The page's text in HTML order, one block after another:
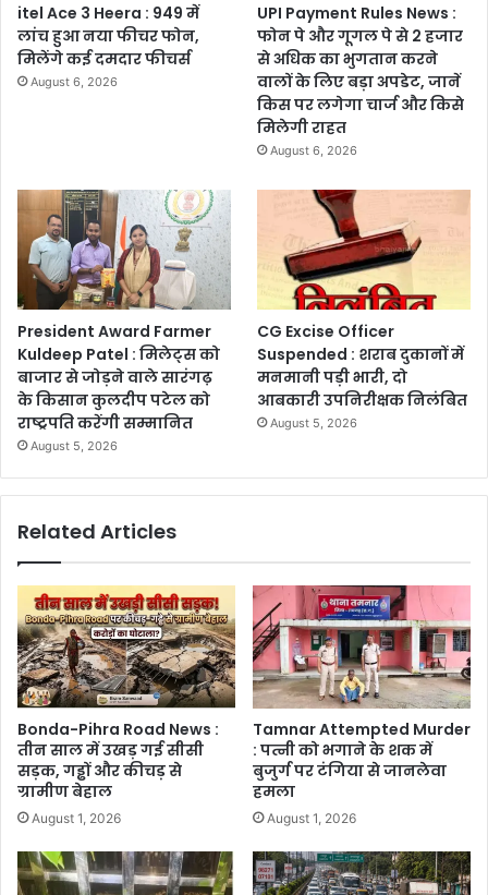
itel Ace 3 Heera : 949 में
लांच हुआ नया फीचर फोन,
मिलेंगे कई दमदार फीचर्स
August 6, 2026
UPI Payment Rules News :
फोन पे और गूगल पे से 2 हजार
से अधिक का भुगतान करने
वालों के लिए बड़ा अपडेट, जानें
किस पर लगेगा चार्ज और किसे
मिलेगी राहत
August 6, 2026
President Award Farmer
Kuldeep Patel : मिलेट्स को
बाजार से जोड़ने वाले सारंगढ़
के किसान कुलदीप पटेल को
राष्ट्रपति करेंगी सम्मानित
August 5, 2026
CG Excise Officer
Suspended : शराब दुकानों में
मनमानी पड़ी भारी, दो
आबकारी उपनिरीक्षक निलंबित
August 5, 2026
Related Articles
Bonda-Pihra Road News :
तीन साल में उखड़ गई सीसी
सड़क, गड्ढों और कीचड़ से
ग्रामीण बेहाल
August 1, 2026
Tamnar Attempted Murder
: पत्नी को भगाने के शक में
बुजुर्ग पर टंगिया से जानलेवा
हमला
August 1, 2026